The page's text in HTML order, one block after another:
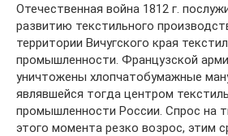
Отечественная война 1812 г.
развитию текстильного
территории Вичугского края
промышленности. Французской
уничтожены хлопчатобумажные
являвшейся тогда центром
промышленности России. Спрос на
этого момента резко возрос, этим